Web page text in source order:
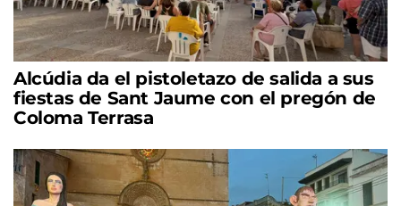
Alcúdia da el pistoletazo de salida a sus
fiestas de Sant Jaume con el pregón de
Coloma Terrasa